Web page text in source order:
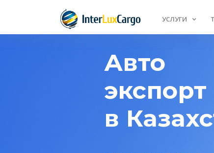
УСЛУГИ
Авто
экспорт
в